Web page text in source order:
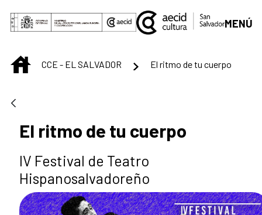
Saltar al contenido principal
MENÚ
INICIOCCE - EL SALVADOR El ritmo de tu cuerpo
El ritmo de tu cuerpo
IV Festival de Teatro
Hispanosalvadoreño